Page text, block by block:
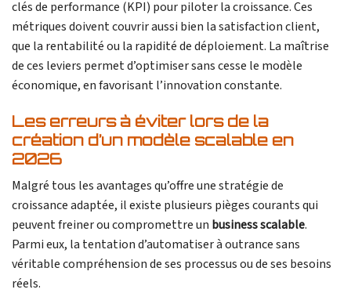
clés de performance (KPI) pour piloter la croissance. Ces
métriques doivent couvrir aussi bien la satisfaction client,
que la rentabilité ou la rapidité de déploiement. La maîtrise
de ces leviers permet d’optimiser sans cesse le modèle
économique, en favorisant l’innovation constante.
Les erreurs à éviter lors de la
création d’un modèle scalable en
2026
Malgré tous les avantages qu’offre une stratégie de
croissance adaptée, il existe plusieurs pièges courants qui
peuvent freiner ou compromettre un business scalable.
Parmi eux, la tentation d’automatiser à outrance sans
véritable compréhension de ses processus ou de ses besoins
réels.